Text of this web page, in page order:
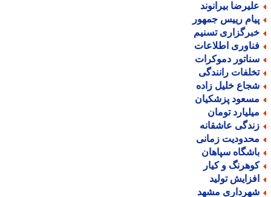
بیرانوند
رییس جمهور
تسنیم
اطلاعات
دموکرات
رانندگی
خلیل زاده
پزشکیان
تومان
عاشقانه
زمانی
سپاهان
و کیار
تولید
مشهد